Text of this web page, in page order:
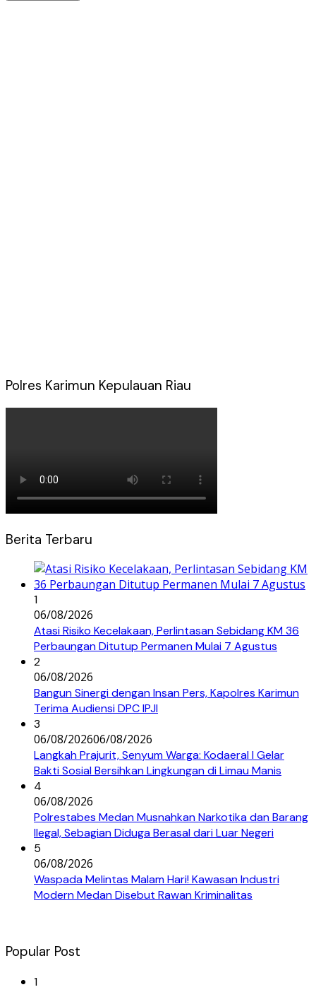
Polres Karimun Kepulauan Riau
Berita Terbaru
1
06/08/2026
Atasi Risiko Kecelakaan, Perlintasan Sebidang KM 36
Perbaungan Ditutup Permanen Mulai 7 Agustus
2
06/08/2026
Bangun Sinergi dengan Insan Pers, Kapolres Karimun
Terima Audiensi DPC IPJI
3
06/08/202606/08/2026
Langkah Prajurit, Senyum Warga: Kodaeral I Gelar
Bakti Sosial Bersihkan Lingkungan di Limau Manis
4
06/08/2026
Polrestabes Medan Musnahkan Narkotika dan Barang
Ilegal, Sebagian Diduga Berasal dari Luar Negeri
5
06/08/2026
Waspada Melintas Malam Hari! Kawasan Industri
Modern Medan Disebut Rawan Kriminalitas
Popular Post
1